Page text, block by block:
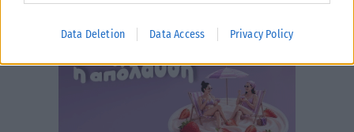
Data Deletion Data Access Privacy Policy